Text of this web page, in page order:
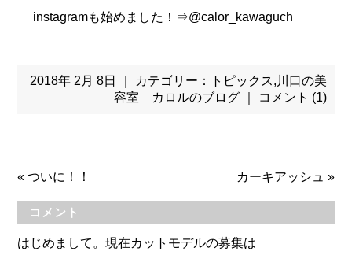
instagramも始めました！⇒@calor_kawaguch
2018年 2月 8日 ｜ カテゴリー： トピックス, 川口の美
容室 カロルのブログ｜ コメント (1)
«ついに！！ カーキアッシュ »
コメント
はじめまして。現在カットモデルの募集は